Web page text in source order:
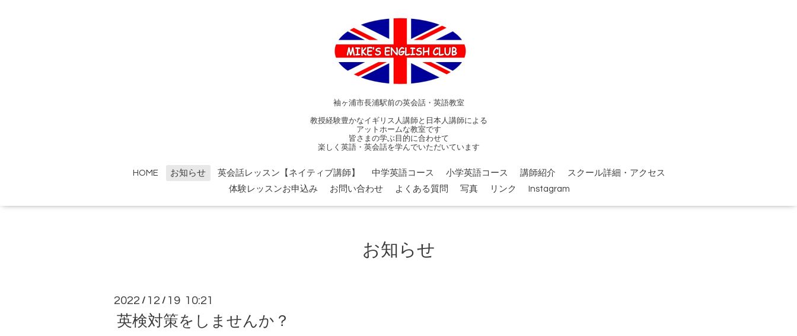
袖ヶ浦市長浦駅前の英会話・英語教室
教授経験豊かなイギリス人講師と日本人講師による
アットホームな教室です
皆さまの学ぶ目的に合わせて
楽しく英語・英会話を学んでいただいています
HOME お知らせ 英会話レッスン【ネイティブ講師】 中学英語コース 小学英語コース 講師紹介
スクール詳細・アクセス
体験レッスンお申込み
お問い合わせ よくある質問 写真 リンク Instagram
お知らせ
2022 / 12 / 19 10:21
英検対策をしませんか？